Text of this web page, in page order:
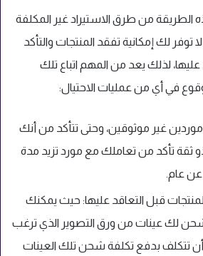
من طرق الاستيراد غير المكلفة
توفر لك إمكانية تفقد المنتجات والتأكد
لذلك يعد من المهم اتباع تلك
في أي من عمليات الاحتيال:
غير موثوقين، وحتى تتأكد من أنك
ثقة تأكد من تعاملك مع مورد تزيد مدة
عن عام.
قبل التعاقد عليها: حيث يمكنك
لك عينات من ورق التصوير الذي ترغب
أن تتكلف بدفع تكلفة شحن تلك العينات